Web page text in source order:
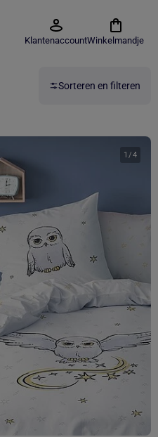
KlantenaccountWinkelmandje
Sorteren en filteren
1 /4